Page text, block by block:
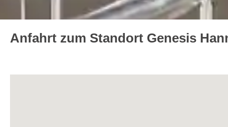
Anfahrt zum Standort Genesis